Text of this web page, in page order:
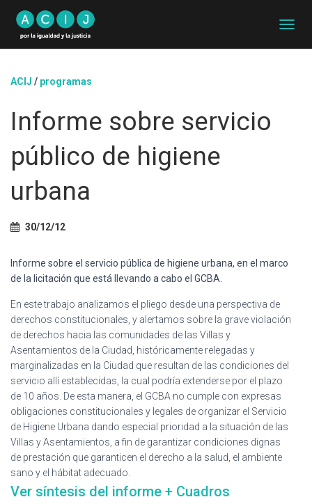
A
G
N
ACIJ / programas
Informe sobre servicio
público de higiene
urbana
30/12/12
Informe sobre el servicio pública de higiene urbana, en el marco
de la licitación que está llevando a cabo el GCBA.
En este trabajo analizamos el pliego desde una perspectiva de
derechos constitucionales, y alertamos sobre la grave violación
de derechos hacia las comunidades de las Villas y
Asentamientos de la Ciudad, históricamente relegadas y
marginalizadas en la Ciudad que resultan de las condiciones del
servicio allí establecidas, la cual podría extenderse por el plazo
de 10 años. De esta manera, el GCBA no cumple con expresas
obligaciones constitucionales y legales de organizar el Servicio
de Higiene Urbana dando especial prioridad a la situación de las
Villas y Asentamientos, a fin de garantizar condiciones dignas
de prestación que garanticen el derecho a la salud, el ambiente
sano y el hábitat adecuado.
Ver síntesis del informe + Cuadros